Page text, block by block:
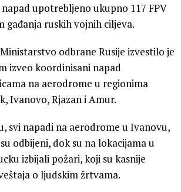
napad upotrebljeno ukupno 117 FPV
gađanja ruskih vojnih ciljeva.
odbrane Rusije izvestilo je
izveo koordinisani napad
na aerodrome u regionima
Ivanovo, Rjazan i Amur.
svi napadi na aerodrome u Ivanovu,
odbijeni, dok su na lokacijama u
izbijali požari, koji su kasnije
o ljudskim žrtvama.